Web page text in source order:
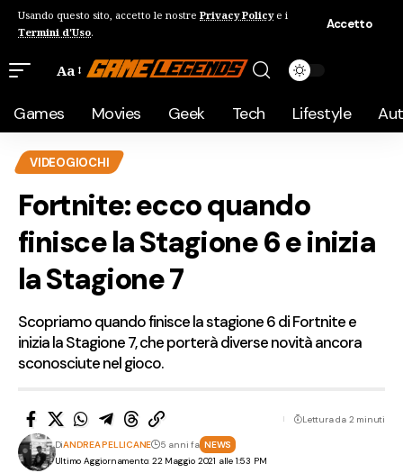
Usando questo sito, accetto le nostre Privacy Policye i
Termini d'Uso.
Accetto
Aa
Games Movies Geek Tech Lifestyle
VIDEOGIOCHI
Fortnite: ecco quando
finisce la Stagione 6 e inizia
la Stagione 7
Scopriamo quando finisce la stagione 6 di Fortnite e
inizia la Stagione 7, che porterà diverse novità ancora
sconosciute nel gioco.
Ultimo Aggiornamento: 22 Maggio 2021 alle 1:53 PM
DiANDREA PELLICANE 5 anni fa NEWS
Lettura da 2 minuti